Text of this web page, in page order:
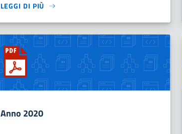
LEGGI DI PIÙ
Anno 2020